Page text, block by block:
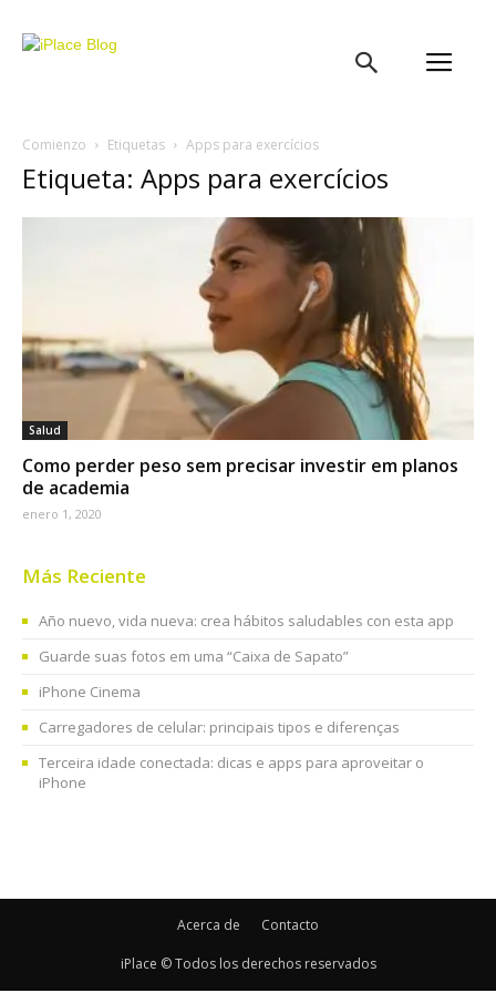
Comienzo Etiquetas Apps para exercícios
Etiqueta: Apps para exercícios
Salud
Como perder peso sem precisar investir em planos
de academia
enero 1, 2020
Más Reciente
Año nuevo, vida nueva: crea hábitos saludables con esta app
Guarde suas fotos em uma “Caixa de Sapato”
iPhone Cinema
Carregadores de celular: principais tipos e diferenças
Terceira idade conectada: dicas e apps para aproveitar o
iPhone
Acerca de Contacto
iPlace © Todos los derechos reservados